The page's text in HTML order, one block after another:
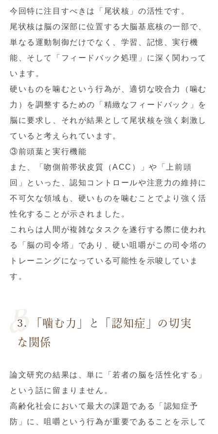
今回特に注目すべきは「尾状核」の活性です。
尾状核は脳の深部に位置する大脳基底核の一部で、
単なる運動制御だけでなく、学習、記憶、実行機
能、そして「フィードバック処理」に深く関わって
います。
硬いものを噛むという行為が、適切な咬合力（噛む
力）を調整するための「精緻なフィードバック」を
脳に要求し、それが結果として尾状核を強く刺激し
ていると考えられています。
③前頭葉と実行機能
また、「吻側前帯状皮質（ACC）」や「上前頭
回」といった、認知コントロールや注意力の維持に
不可欠な領域も、硬いものを噛むことでより強く活
性化することが示されました。
これらは人間が複雑なタスクを遂行する際に使われ
る「脳の司令塔」であり、硬い咀嚼がこの司令塔の
トレーニングになっている可能性を示唆していま
す。
3. 「噛む力」と「認知症」の切実
な関係
論文研究の結果は、単に「若者の脳を活性化する」
という話に留まりません。
高齢化社会において最大の課題である「認知症予
防」に、咀嚼という行為が重要であることを示して